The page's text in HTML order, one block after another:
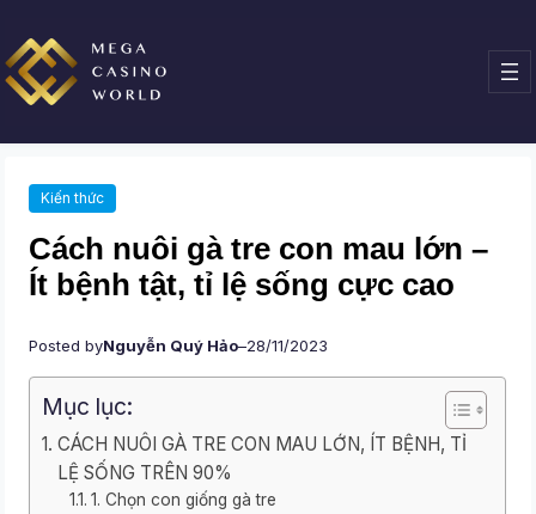
đến
phần
nội
dung
Kiến thức
Cách nuôi gà tre con mau lớn –
Ít bệnh tật, tỉ lệ sống cực cao
Posted byNguyễn Quý Hảo–28/11/2023
Mục lục:
CÁCH NUÔI GÀ TRE CON MAU LỚN, ÍT BỆNH, TỈ
LỆ SỐNG TRÊN 90%
1. Chọn con giống gà tre